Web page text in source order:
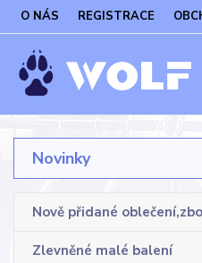
O NÁS REGISTRACE
Novinky
Nově přidané
Zlevněné malé balení